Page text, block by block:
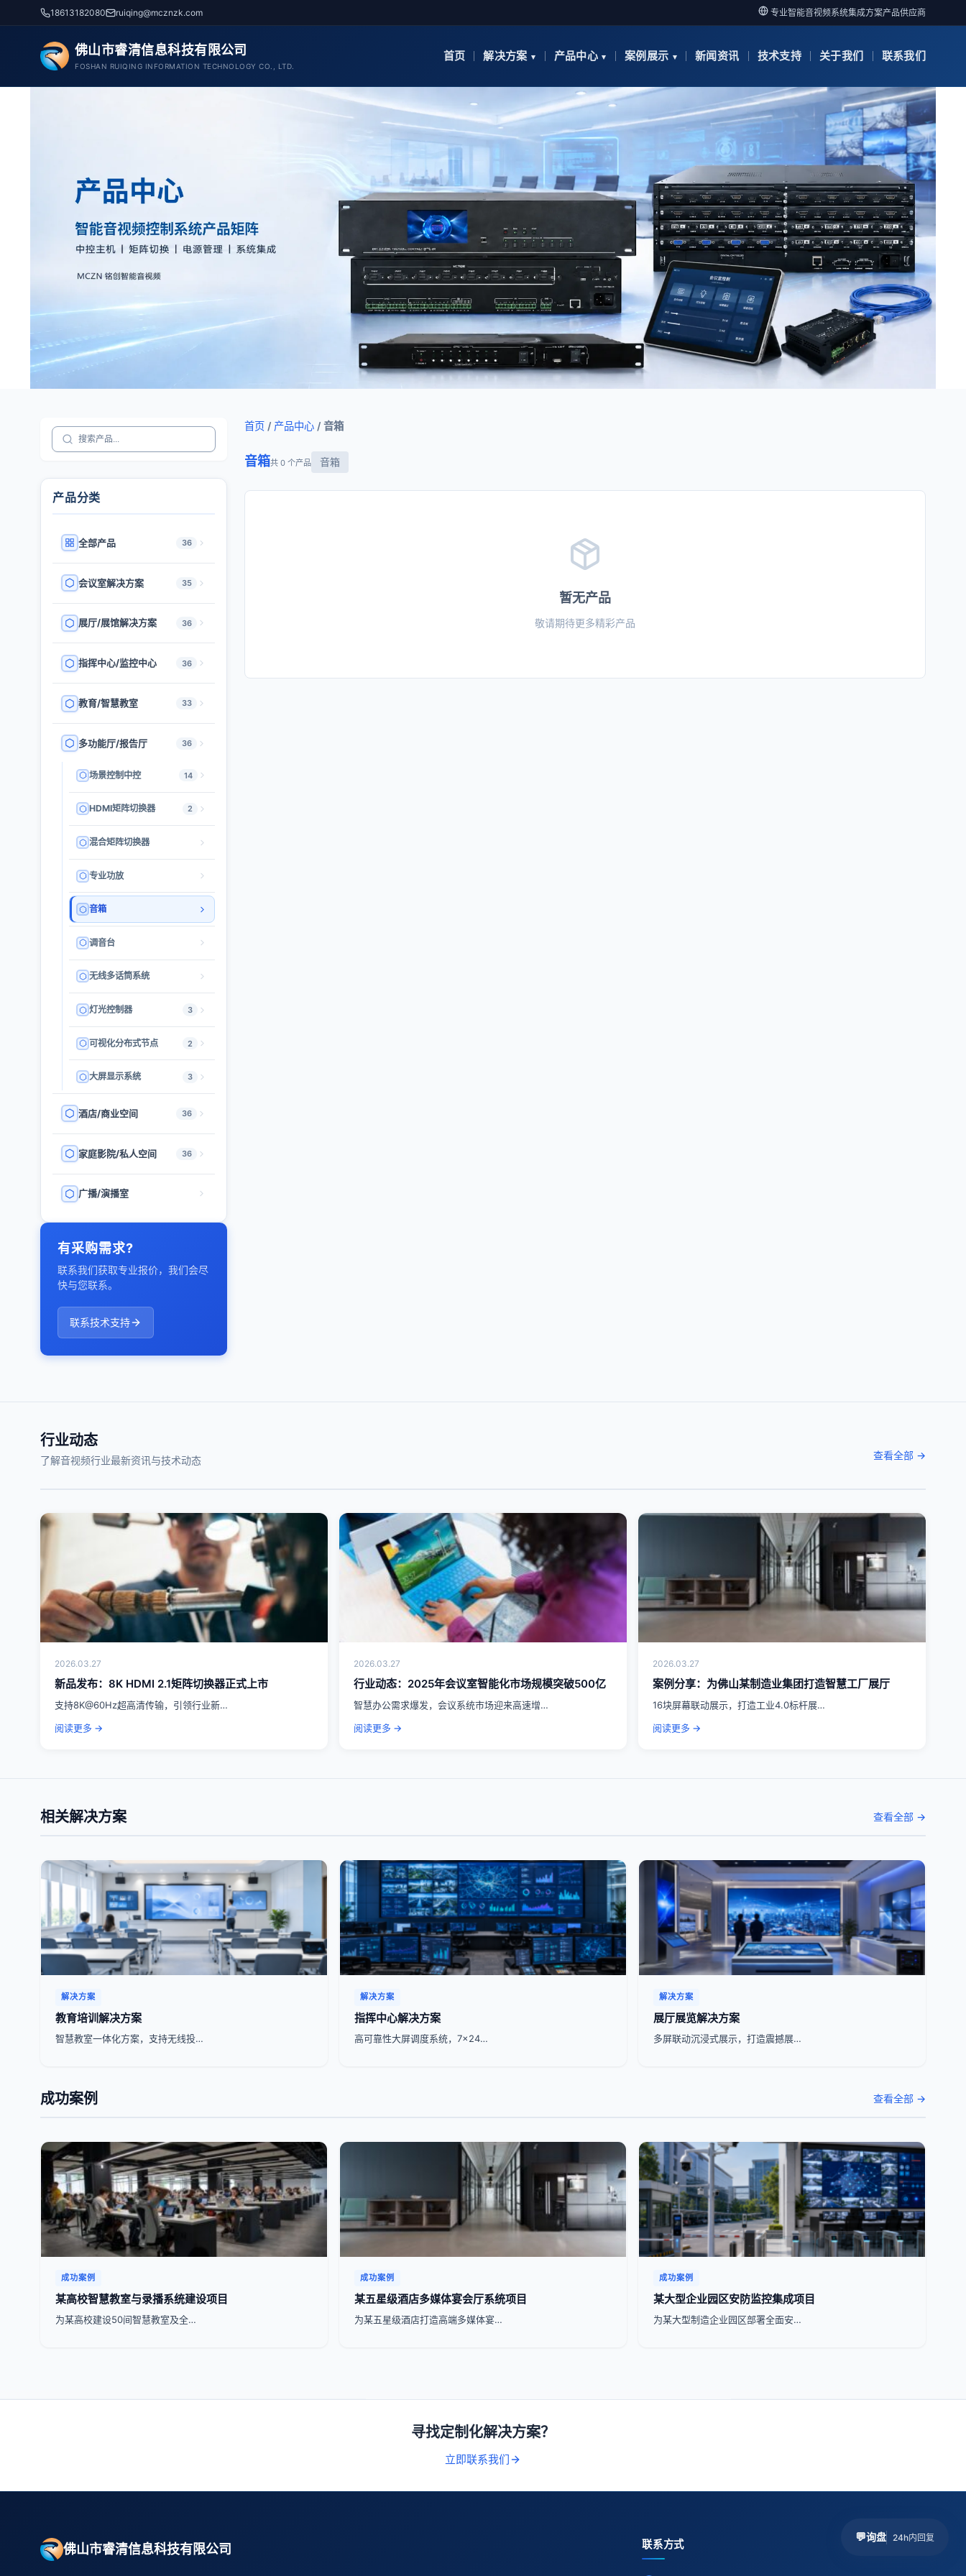
18613182080 ruiqing@mcznzk.com 专业智能音视频系统集成方案产品供应商
佛山市睿清信息科技有限公司
FOSHAN RUIQING INFORMATION TECHNOLOGY CO., LTD.
首页 解决方案 产品中心 案例展示 新闻资讯 技术支持 关于我们 联系我们
产品分类
全部产品 36
会议室解决方案 35
展厅/展馆解决方案 36
指挥中心/监控中心 36
教育/智慧教室 33
多功能厅/报告厅 36
场景控制中控 14
HDMI矩阵切换器 2
混合矩阵切换器
专业功放
音箱
调音台
无线多话筒系统
灯光控制器 3
可视化分布式节点 2
大屏显示系统 3
酒店/商业空间 36
家庭影院/私人空间 36
广播/演播室
有采购需求?
联系我们获取专业报价，我们会尽
快与您联系。
联系技术支持
首页 / 产品中心 / 音箱
音箱共 0 个产品 音箱
暂无产品
敬请期待更多精彩产品
行业动态
了解音视频行业最新资讯与技术动态 查看全部 →
2026.03.27
新品发布：8K HDMI 2.1矩阵切换器正式上市
支持8K@60Hz超高清传输，引领行业新…
阅读更多 →
2026.03.27
行业动态：2025年会议室智能化市场规模突破500亿
智慧办公需求爆发，会议系统市场迎来高速增…
阅读更多 →
2026.03.27
案例分享：为佛山某制造业集团打造智慧工厂展厅
16块屏幕联动展示，打造工业4.0标杆展…
阅读更多 →
相关解决方案 查看全部 →
解决方案
教育培训解决方案
智慧教室一体化方案，支持无线投…
解决方案
指挥中心解决方案
高可靠性大屏调度系统，7x24…
解决方案
展厅展览解决方案
多屏联动沉浸式展示，打造震撼展…
成功案例 查看全部 →
成功案例
某高校智慧教室与录播系统建设项目
为某高校建设50间智慧教室及全…
成功案例
某五星级酒店多媒体宴会厅系统项目
为某五星级酒店打造高端多媒体宴…
成功案例
某大型企业园区安防监控集成项目
为某大型制造企业园区部署全面安…
寻找定制化解决方案？
立即联系我们
佛山市睿清信息科技有限公司 联系方式
💬询盘 24h内回复